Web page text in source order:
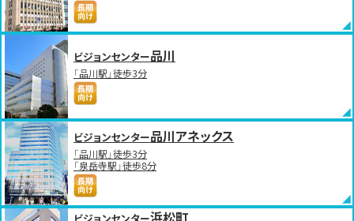
ビジョンセンター品川
「品川駅」徒歩3分
ビジョンセンター品川アネックス
「品川駅」徒歩3分
「泉岳寺駅」徒歩8分
浜松町